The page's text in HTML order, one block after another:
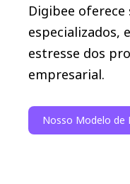
Digibee
especializados,
estresse dos
empresarial.
Nosso Modelo de